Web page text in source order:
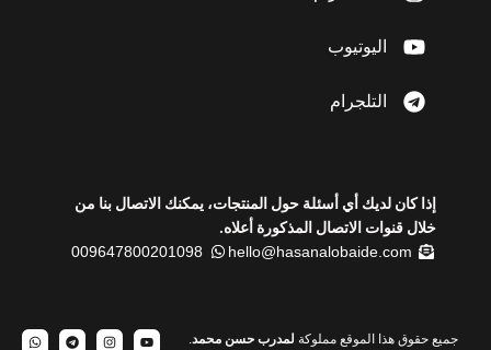
اليوتيوب
التلجرام
إذا كان لديك أي أسئلة حول المنتجات، يمكنك الاتصال بنا من
خلال قنوات الاتصال المذكورة أعلاه.
hello@hasanalobaide.com
009647800201098
جميع حقوق هذا الموقع مملوكة لمدرب حسن محمد.